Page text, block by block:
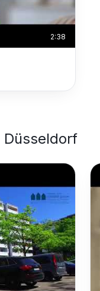
2:38
Düsseldorf